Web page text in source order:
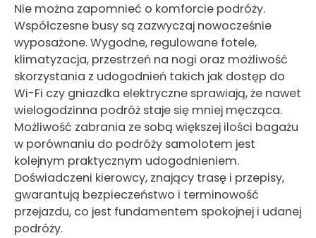
Nie można zapomnieć o komforcie podróży.
Współczesne busy są zazwyczaj nowocześnie
wyposażone. Wygodne, regulowane fotele,
klimatyzacja, przestrzeń na nogi oraz możliwość
skorzystania z udogodnień takich jak dostęp do
Wi-Fi czy gniazdka elektryczne sprawiają, że nawet
wielogodzinna podróż staje się mniej męcząca.
Możliwość zabrania ze sobą większej ilości bagażu
w porównaniu do podróży samolotem jest
kolejnym praktycznym udogodnieniem.
Doświadczeni kierowcy, znający trasę i przepisy,
gwarantują bezpieczeństwo i terminowość
przejazdu, co jest fundamentem spokojnej i udanej
podróży.